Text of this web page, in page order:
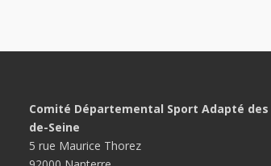
Comité Départemental Sport Adapté
de-Seine
5 rue Maurice Thorez